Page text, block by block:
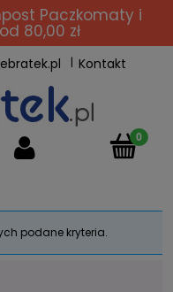
Paczkomaty i
80,00 zł
Kontakt
podane kryteria.